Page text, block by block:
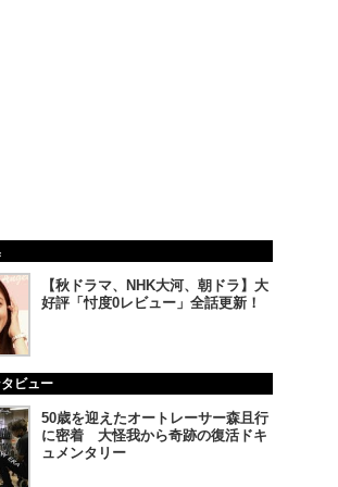
【秋ドラマ、NHK大河、朝ドラ】大
好評「忖度0レビュー」全話更新！
ビュー
50歳を迎えたオートレーサー森且行
に密着 大怪我から奇跡の復活ドキ
ュメンタリー